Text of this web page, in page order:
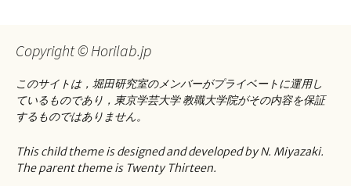
ー
ョ
ン
Copyright © Horilab.jp
このサイトは，堀田研究室のメンバーがプライベートに運用し
ているものであり，東京学芸大学 教職大学院がその内容を保証
するものではありません。
This child theme is designed and developed by N. Miyazaki.
The parent theme is Twenty Thirteen.